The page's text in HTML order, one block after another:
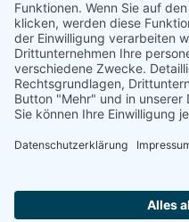
Sachsen
Sachsen-Anhalt
Schleswig-Holstein
Thüringen